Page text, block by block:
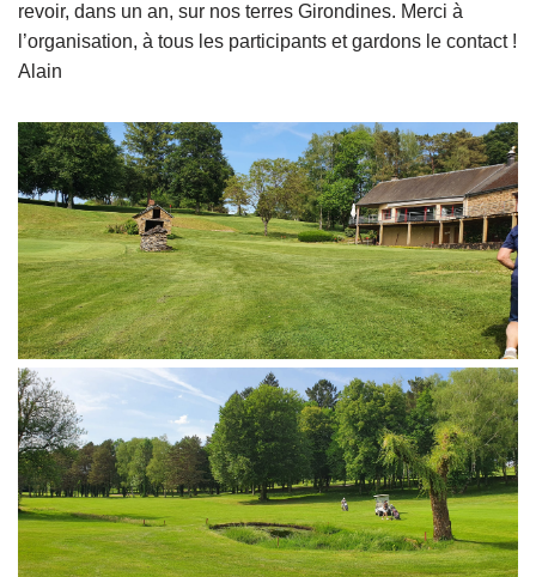
revoir, dans un an, sur nos terres Girondines. Merci à
l’organisation, à tous les participants et gardons le contact !
Alain